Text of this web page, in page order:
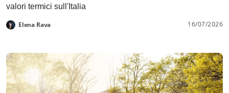
valori termici sull'Italia
Elena Rava 16/07/2026